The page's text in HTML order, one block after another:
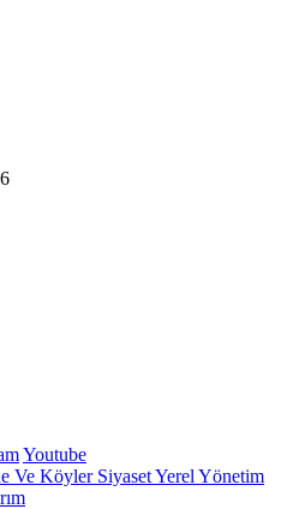
Youtube
Ve KöylerSiyasetYerel Yönetim